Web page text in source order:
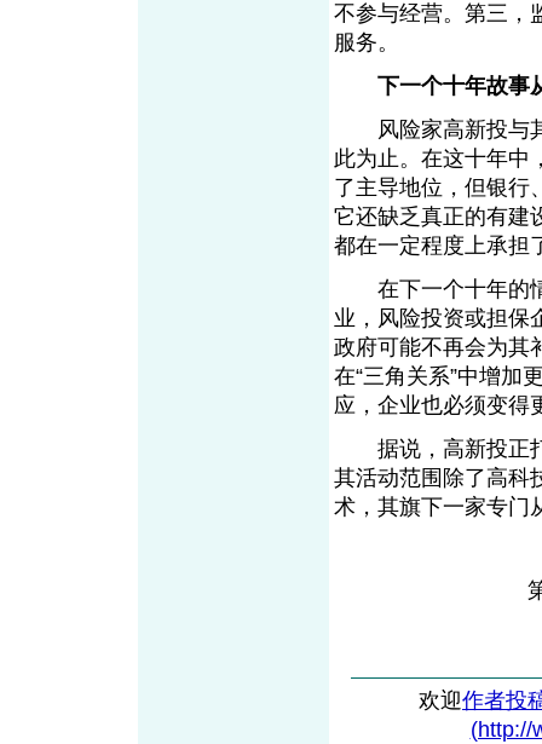
不参与经营。第三，
服务。
下一个十年故事
风险家高新投与其
此为止。在这十年中
了主导地位，但银行
它还缺乏真正的有
都在一定程度上承担
在下一个十年的情
业，风险投资或担保
政府可能不再会为其
在“三角关系”中增加
应，企业也必须变得
据说，高新投正打
其活动范围除了高科
术，其旗下一家专门
欢迎作者投
(http://